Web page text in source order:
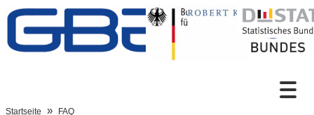
Zum Inhalt
Startseite FAQ